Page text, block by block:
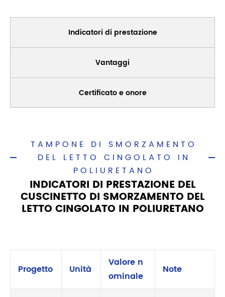
Indicatori di prestazione
Vantaggi
Certificato e onore
TAMPONE DI SMORZAMENTO
DEL LETTO CINGOLATO IN
POLIURETANO
INDICATORI DI PRESTAZIONE DEL
CUSCINETTO DI SMORZAMENTO DEL
LETTO CINGOLATO IN POLIURETANO
Progetto Unità
Valore n
ominale
Note